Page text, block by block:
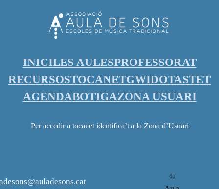
INICILES AULESPROFESSORAT
RECURSOSTOCANETGWIDOTASTET
AGENDABOTIGAZONA USUARI
Per accedir a tocanet identifica’t a la Zona d’Usuari
©